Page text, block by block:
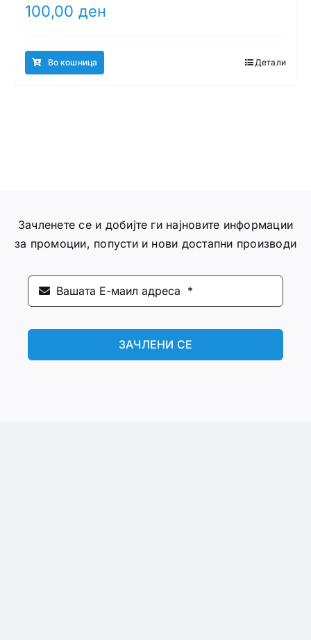
100,00 ден
Во кошница Детали
Зачленете се и добијте ги најновите информации
за промоции, попусти и нови достапни производи
ЗАЧЛЕНИ СЕ